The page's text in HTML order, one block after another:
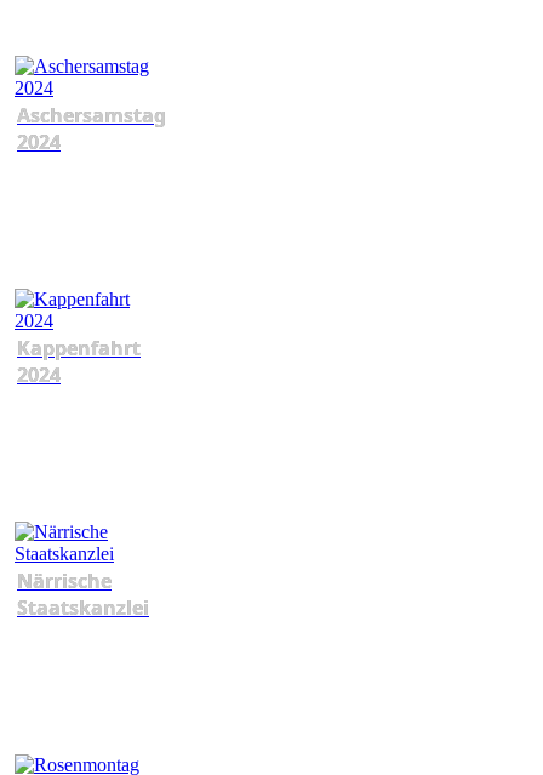
Aschersamstag
2024
Kappenfahrt
2024
Närrische
Staatskanzlei